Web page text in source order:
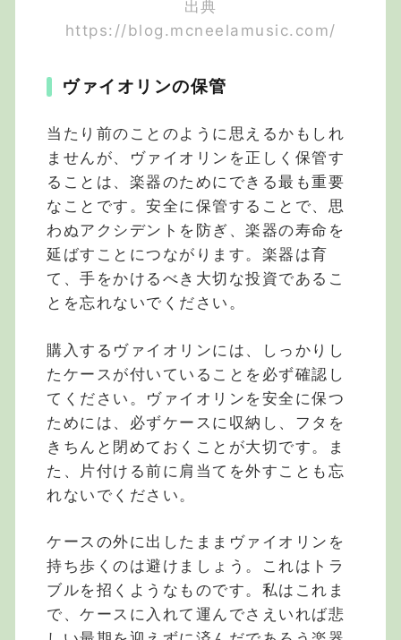
出典
https://blog.mcneelamusic.com/
ヴァイオリンの保管
当たり前のことのように思えるかもしれ
ませんが、ヴァイオリンを正しく保管す
ることは、楽器のためにできる最も重要
なことです。安全に保管することで、思
わぬアクシデントを防ぎ、楽器の寿命を
延ばすことにつながります。楽器は育
て、手をかけるべき大切な投資であるこ
とを忘れないでください。
購入するヴァイオリンには、しっかりし
たケースが付いていることを必ず確認し
てください。ヴァイオリンを安全に保つ
ためには、必ずケースに収納し、フタを
きちんと閉めておくことが大切です。ま
た、片付ける前に肩当てを外すことも忘
れないでください。
ケースの外に出したままヴァイオリンを
持ち歩くのは避けましょう。これはトラ
ブルを招くようなものです。私はこれま
で、ケースに入れて運んでさえいれば悲